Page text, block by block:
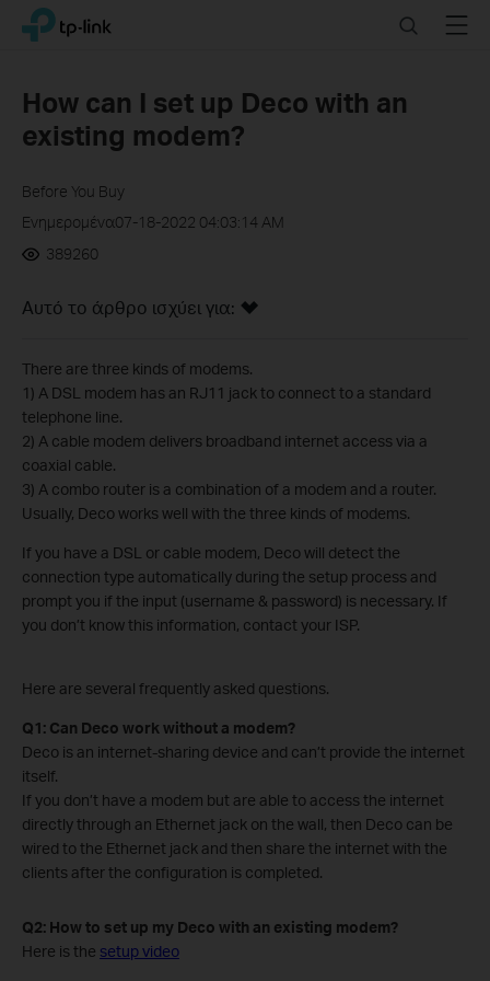
Click
navigation
TP-Link, Reliably Smart SearchMenu
How can I set up Deco with an
existing modem?
Before You Buy
Ενημερομένα07-18-2022 04:03:14 AM
389260
Αυτό το άρθρο ισχύει για:
There are three kinds of modems.
1) A DSL modem has an RJ11 jack to connect to a standard
telephone line.
2) A cable modem delivers broadband internet access via a
coaxial cable.
3) A combo router is a combination of a modem and a router.
Usually, Deco works well with the three kinds of modems.
If you have a DSL or cable modem, Deco will detect the
connection type automatically during the setup process and
prompt you if the input (username & password) is necessary. If
you don’t know this information, contact your ISP.
Here are several frequently asked questions.
Q1: Can Deco work without a modem?
Deco is an internet-sharing device and can’t provide the internet
itself.
If you don’t have a modem but are able to access the internet
directly through an Ethernet jack on the wall, then Deco can be
wired to the Ethernet jack and then share the internet with the
clients after the configuration is completed.
Q2: How to set up my Deco with an existing modem?
Here is the setup video